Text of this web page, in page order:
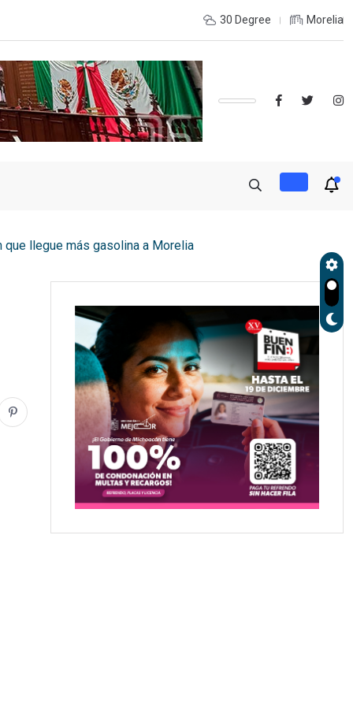
DEL ESTADO Y DESEAS ESTUDIAR UNA LICENCIATURA?,
30 Degree Morelia
que llegue más gasolina a Morelia